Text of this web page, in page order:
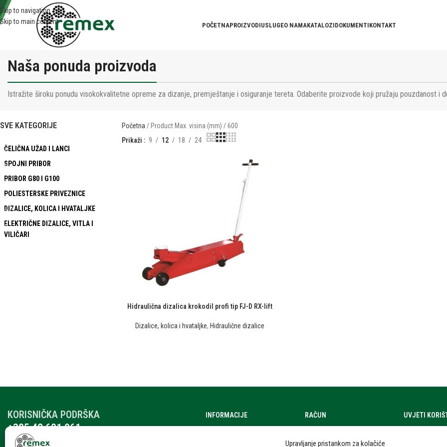
Upravljanje pristankom za kolačiće
Skip to navigation
Skip to main content
POČETNAPROIZVODIUSLUGEO NAMAKATALOZIDOKUMENTIKONTAKT
Naša ponuda proizvoda
Istražite široku ponudu visokokvalitetne opreme za dizanje, premještanje i osiguranje tereta. Odaberite proizvode koji pružaju pouzdanost i
SVE KATEGORIJE
ČELIČNA UŽAD I LANCI
SPOJNI PRIBOR
PRIBOR G80 I G100
POLIESTERSKE PRIVEZNICE
DIZALICE, KOLICA I HVATALJKE
ELEKTRIČNE DIZALICE, VITLA I
VILIČARI
Početna Product Max. visina (mm) 600
Prikaži
9 12 18 24
Hidraulična dizalica krokodil profi tip FJ-D RX-lift
Dizalice, kolica i hvataljke,Hidraulične dizalice
KORISNIČKA PODRŠKA
+385 42 601 061
remex@rmx.nikola-it.hr
INFORMACIJE RAČUN UVJETI